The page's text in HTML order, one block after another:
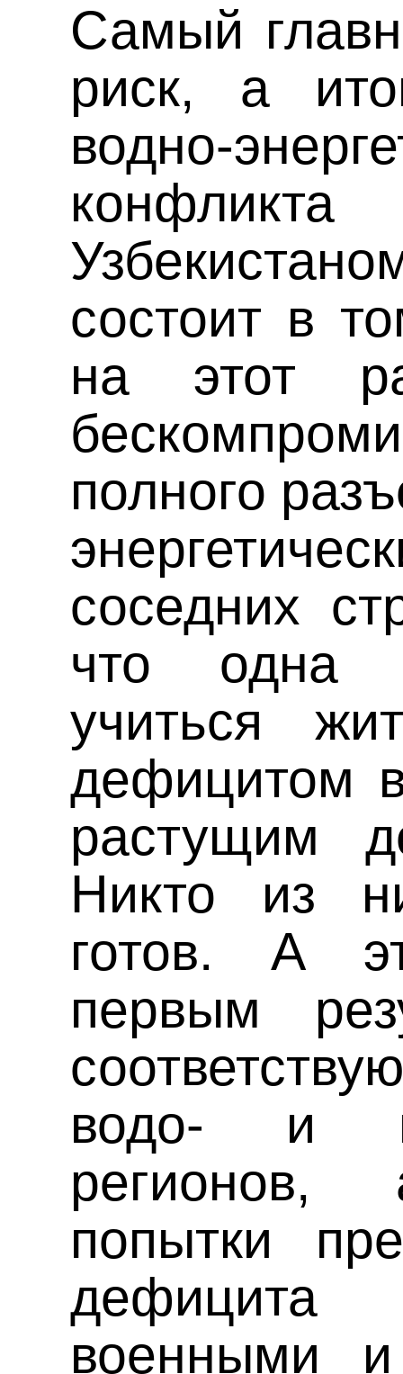
Самый
риск, а
водно-
состоит в
на этот
полного
соседних
что одна
учиться
дефицитом
растущим
Никто из
готов. А
первым
водо- и
попытки
военными и